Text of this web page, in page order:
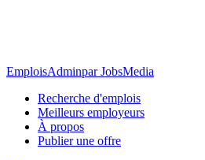
EmploisAdminpar JobsMedia
Recherche d'emplois
Meilleurs employeurs
À propos
Publier une offre